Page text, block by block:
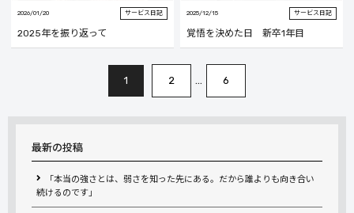
2026/01/20 サービス日記
2025年を振り返って
2025/12/15 サービス日記
覚悟を決めた日 新卒1年目
1 2 … 6
最新の投稿
「本当の強さとは、弱さを知った先にある。だから誰よりも向き合い
続けるのです」